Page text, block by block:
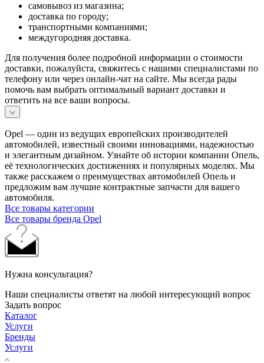
самовывоз из магазина;
доставка по городу;
транспортными компаниями;
междугородняя доставка.
Для получения более подробной информации о стоимости
доставки, пожалуйста, свяжитесь с нашими специалистами по
телефону или через онлайн-чат на сайте. Мы всегда рады
помочь вам выбрать оптимальный вариант доставки и
ответить на все ваши вопросы.
Opel — один из ведущих европейских производителей
автомобилей, известный своими инновациями, надежностью
и элегантным дизайном. Узнайте об истории компании Опель,
её технологических достижениях и популярных моделях. Мы
также расскажем о преимуществах автомобилей Опель и
предложим вам лучшие контрактные запчасти для вашего
автомобиля.
Все товары категории
Все товары бренда Opel
Нужна консультация?
Наши специалисты ответят на любой интересующий вопрос
Задать вопрос
Каталог
Услуги
Бренды
Услуги